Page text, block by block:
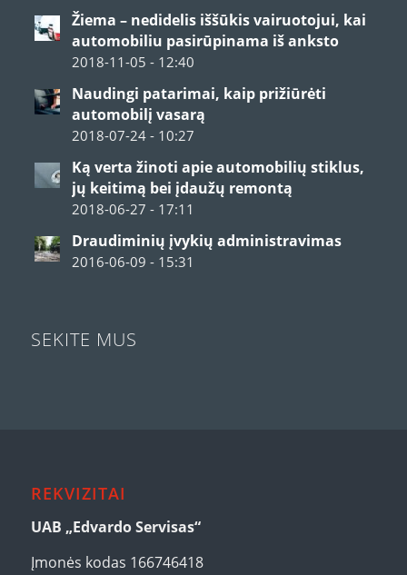
Žiema – nedidelis iššūkis vairuotojui, kai
automobiliu pasirūpinama iš anksto
2018-11-05 - 12:40
Naudingi patarimai, kaip prižiūrėti
automobilį vasarą
2018-07-24 - 10:27
Ką verta žinoti apie automobilių stiklus,
jų keitimą bei įdaužų remontą
2018-06-27 - 17:11
Draudiminių įvykių administravimas
2016-06-09 - 15:31
SEKITE MUS
REKVIZITAI
UAB „Edvardo Servisas“
Įmonės kodas 166746418